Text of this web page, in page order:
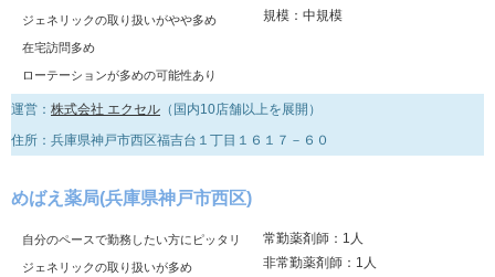
ジェネリックの取り扱いがやや多め
在宅訪問多め
ローテーションが多めの可能性あり
規模：中規模
運営： 株式会社 エクセル （国内10店舗以上を展開）
住所：兵庫県神戸市西区福吉台１丁目１６１７－６０
めばえ薬局(兵庫県神戸市西区)
自分のペースで勤務したい方にピッタリ
ジェネリックの取り扱いが多め
常勤薬剤師：1人
非常勤薬剤師：1人